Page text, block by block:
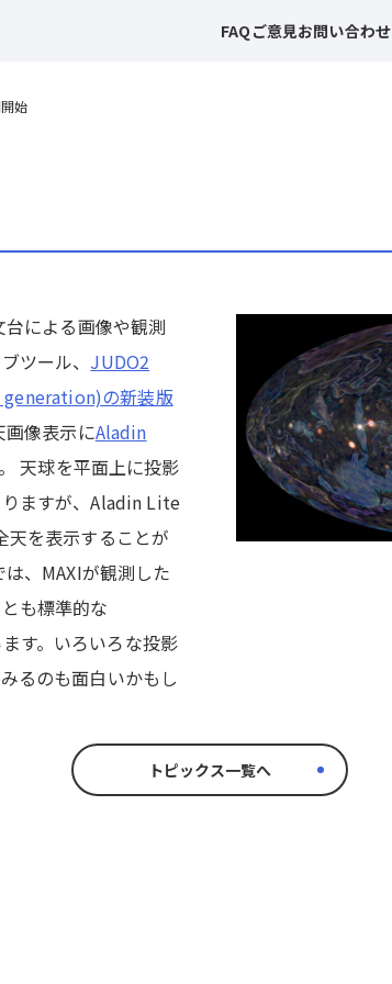
FAQ ご意見お問い合わせ
始
による画像や観測
ツール、 JUDO2
の新装版
像表示にAladin
天球を平面上に投影
ますが、Aladin Lite
天を表示することが
は、MAXIが観測した
も標準的な
す。いろいろな投影
るのも面白いかもし
トピックス一覧へ